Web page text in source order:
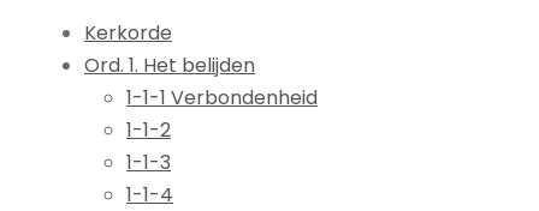
Kerkorde
Ord. 1. Het belijden
1-1-1 Verbondenheid
1-1-2
1-1-3
1-1-4